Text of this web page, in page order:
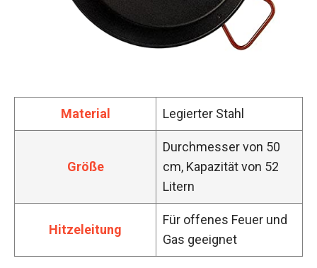
Material Legierter Stahl
Größe
Durchmesser von 50
cm, Kapazität von 52
Litern
Hitzeleitung
Für offenes Feuer und
Gas geeignet